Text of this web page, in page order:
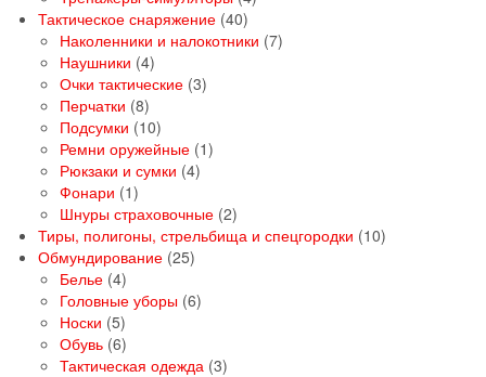
Тактическое снаряжение 4040
товаров
Наколенники и налокотники 77
Наушники 44
товара
Очки тактические 33
Перчатки 88
товаров
Подсумки 1010
товаров
Ремни оружейные 11
Рюкзаки и сумки 44
Фонари 11
товар
Шнуры страховочные 22
товара
Тиры, полигоны, стрельбища и спецгородки 1010
Обмундирование 2525
Белье 44
товара
Головные уборы 66
Носки 55
товаров
Обувь 66
товаров
Тактическая одежда 33